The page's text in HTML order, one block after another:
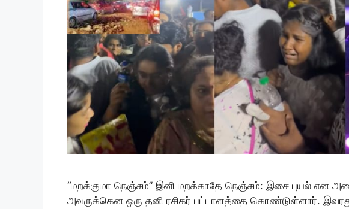
“மறக்குமா நெஞ்சம்” இனி மறக்காதே நெஞ்சம்: இசை புயல் என
அவருக்கென ஒரு தனி ரசிகர் பட்டாளத்தை கொண்டுள்ளார்.